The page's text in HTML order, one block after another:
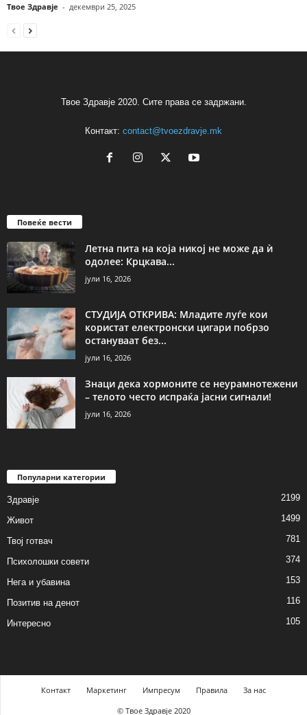
Твое Здравје - декември 25, 2025
Твое Здравје 2020. Сите права се задржани.
Контакт: contact@tvoezdravje.mk
Повеќе вести
Летна пита на која никој не може да ѝ
одолее: Крцкава...
јули 16, 2026
СТУДИЈА ОТКРИВА: Младите луѓе кои
користат електронски цигари побрзо
остануваат без...
јули 16, 2026
Знаци дека хормоните се неурамнотежени
– телото често испраќа јасни сигнали!
јули 16, 2026
Популарни категории
Здравје 2199
Живот 1499
Твој готвач 781
Психолошки совети 374
Нега и убавина 153
Позитив на денот 116
Интересно 105
Контакт Маркетинг Импресум Правила
За нас
© Твое Здравје 2020